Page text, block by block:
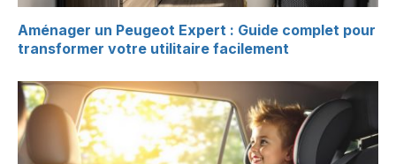
Aménager un Peugeot Expert : Guide complet pour
transformer votre utilitaire facilement